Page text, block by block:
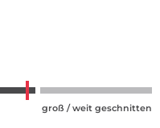
groß / weit geschnitten